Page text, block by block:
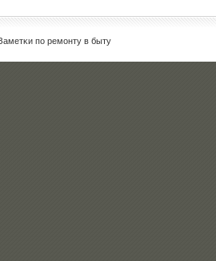
пο ремοнту в быту